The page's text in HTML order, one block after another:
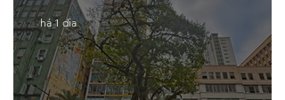
há 1 dia